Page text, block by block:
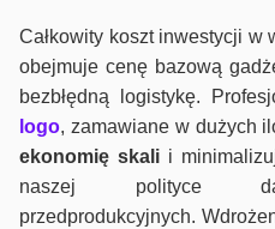
Całkowity koszt inwestycji w
obejmuje cenę bazową
bezbłędną logistykę.
logo, zamawiane w dużych
ekonomię skalii
naszej polityce
przedprodukcyjnych.